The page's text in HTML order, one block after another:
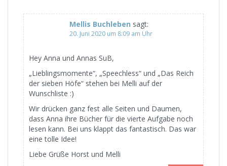
Mellis Buchleben sagt:
20. Juni 2020 um 8:09 am Uhr
Hey Anna und Annas SuB,
„Lieblingsmomente“, „Speechless“ und „Das Reich
der sieben Höfe“ stehen bei Melli auf der
Wunschliste :)
Wir drücken ganz fest alle Seiten und Daumen,
dass Anna ihre Bücher für die vierte Aufgabe noch
lesen kann. Bei uns klappt das fantastisch. Das war
eine tolle Idee!
Liebe Grüße Horst und Melli